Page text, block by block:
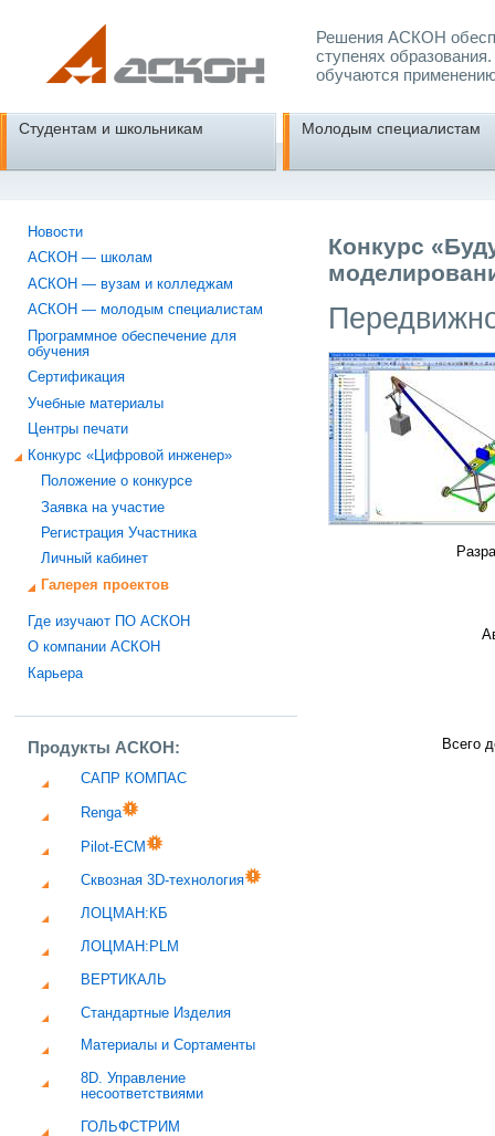
Решения АСКОН
ступенях
обучаются
Студентам и школьникам Молодым специалистам
Новости
АСКОН — школам
АСКОН — вузам и колледжам
АСКОН — молодым специалистам
Программное обеспечение для
обучения
Сертификация
Учебные материалы
Центры печати
Конкурс «Цифровой инженер»
Положение о конкурсе
Заявка на участие
Регистрация Участника
Личный кабинет
Галерея проектов
Где изучают ПО АСКОН
О компании АСКОН
Карьера
Продукты АСКОН:
САПР КОМПАС
Renga
Pilot-ECM
Сквозная 3D-технология
ЛОЦМАН:КБ
ЛОЦМАН:PLM
ВЕРТИКАЛЬ
Стандартные Изделия
Материалы и Сортаменты
8D. Управление
несоответствиями
ГОЛЬФСТРИМ
Конкурс
Всего